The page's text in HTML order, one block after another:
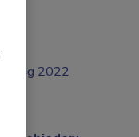
aug 2022